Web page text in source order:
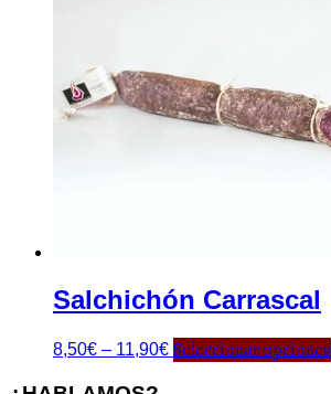
Salchichón Carrascal
8,50€ – 11,90€ Seleccionar opciones